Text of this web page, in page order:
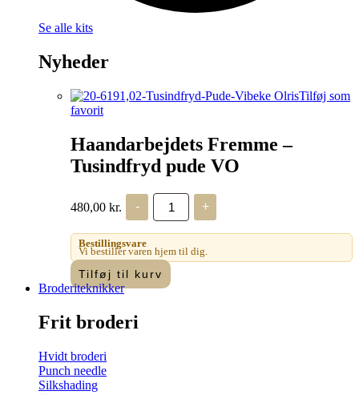
Se alle kits
Nyheder
Tilføj som
favorit
Haandarbejdets Fremme –
Tusindfryd pude VO
480,00 kr. -
Haandarbejdets
Fremme
-
Tusindfryd
pude
VO
antal
+
Bestillingsvare
Vi bestiller varen hjem til dig.
Tilføj til kurv
Broderiteknikker
Frit broderi
Hvidt broderi
Punch needle
Silkshading